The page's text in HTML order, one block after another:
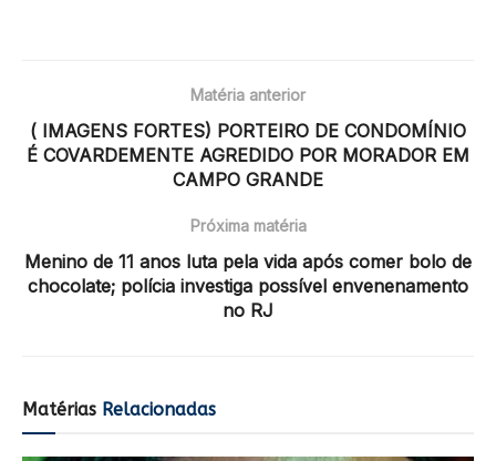
Matéria anterior
( IMAGENS FORTES) PORTEIRO DE CONDOMÍNIO
É COVARDEMENTE AGREDIDO POR MORADOR EM
CAMPO GRANDE
Próxima matéria
Menino de 11 anos luta pela vida após comer bolo de
chocolate; polícia investiga possível envenenamento
no RJ
Matérias Relacionadas